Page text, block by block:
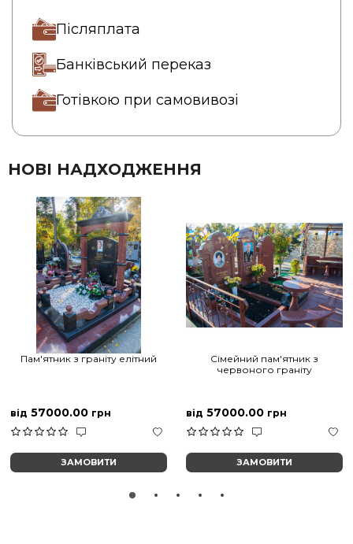
Післяплата
Банківський переказ
Готівкою при самовивозі
НОВІ НАДХОДЖЕННЯ
Пам'ятник з граніту елітний
від 57000.00 грн
ЗАМОВИТИ
Сімейний пам'ятник з
червоного граніту
від 57000.00 грн
ЗАМОВИТИ